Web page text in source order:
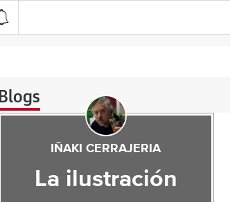
Blogs
IÑAKI CERRAJERIA
La ilustración